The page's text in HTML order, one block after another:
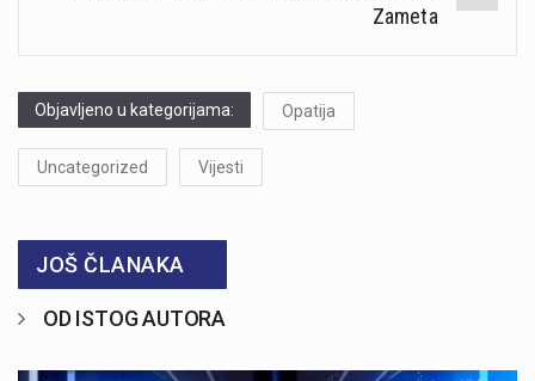
Zameta
Objavljeno u kategorijama: Opatija
Uncategorized Vijesti
JOŠ ČLANAKA
OD ISTOG AUTORA